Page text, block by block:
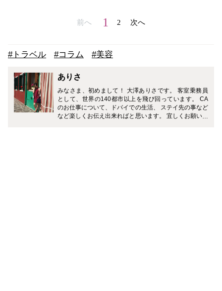
前へ 1 2 次へ
#トラベル #コラム #美容
ありさ
みなさま、初めまして！ 大澤ありさです。 客室乗務員
として、世界の140都市以上を飛び回っています。 CA
のお仕事について、ドバイでの生活、 ステイ先の事など
など楽しくお伝え出来ればと思います。 宜しくお願いい